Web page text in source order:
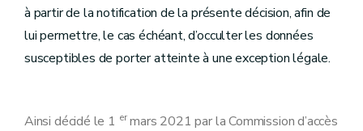
à partir de la notification de la présente décision, afin de
lui permettre, le cas échéant, d’occulter les données
susceptibles de porter atteinte à une exception légale.
Ainsi décidé le 1 ermars 2021 par la Commission d’accès